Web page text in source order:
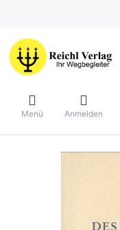
Menü Anmelden